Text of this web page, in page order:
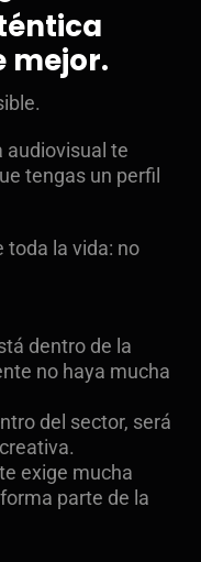
mejor.
audiovisual te
tengas un perfil
toda la vida: no
dentro de la
no haya mucha
del sector, será
exige mucha
parte de la